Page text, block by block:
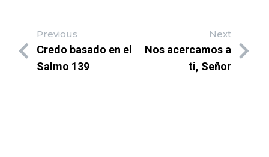
Previous
Credo basado en el
Salmo 139
Next
Nos acercamos a
ti, Señor